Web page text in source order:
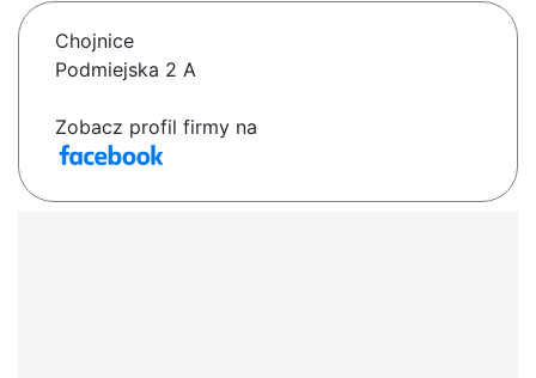
Chojnice
Podmiejska 2 A
Zobacz profil firmy na